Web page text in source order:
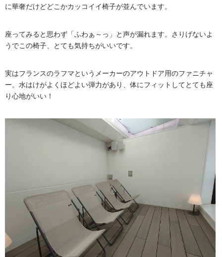
に華奢だけどどこかカッコイイ椅子が並んでいます。
座ってみると思わず「ふわぁ～っ」と声が漏れます。さりげないよ
うでこの椅子、とても気持ちがいいです。
実はフランスのラフマというメーカーのアウトドア用のファニチャ
ー。水はけがよくほどよい弾力があり、体にフィットしてとても座
り心地がいい！